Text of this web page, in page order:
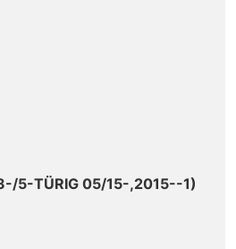
5-TÜRIG 05/15-,2015--1)